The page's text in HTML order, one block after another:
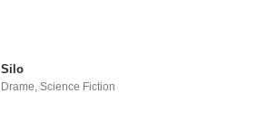
Silo
Drame ,Science Fiction